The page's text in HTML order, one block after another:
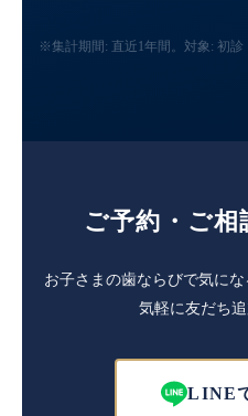
※集計期間: 直近1年間。対象: 初診
ご予約・ご
お子さまの歯ならびで気にな
気軽に友だち追
LINE